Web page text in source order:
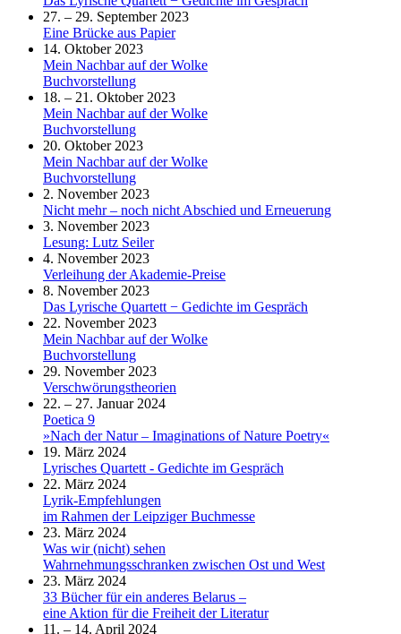
27. – 29. September 2023
Eine Brücke aus Papier
14. Oktober 2023
Mein Nachbar auf der Wolke
Buchvorstellung
18. – 21. Oktober 2023
Mein Nachbar auf der Wolke
Buchvorstellung
20. Oktober 2023
Mein Nachbar auf der Wolke
Buchvorstellung
2. November 2023
Nicht mehr – noch nicht Abschied und Erneuerung
3. November 2023
Lesung: Lutz Seiler
4. November 2023
Verleihung der Akademie-Preise
8. November 2023
Das Lyrische Quartett − Gedichte im Gespräch
22. November 2023
Mein Nachbar auf der Wolke
Buchvorstellung
29. November 2023
Verschwörungstheorien
22. – 27. Januar 2024
Poetica 9
»Nach der Natur – Imaginations of Nature Poetry«
19. März 2024
Lyrisches Quartett - Gedichte im Gespräch
22. März 2024
Lyrik-Empfehlungen
im Rahmen der Leipziger Buchmesse
23. März 2024
Was wir (nicht) sehen
Wahrnehmungsschranken zwischen Ost und West
23. März 2024
33 Bücher für ein anderes Belarus –
eine Aktion für die Freiheit der Literatur
11. – 14. April 2024